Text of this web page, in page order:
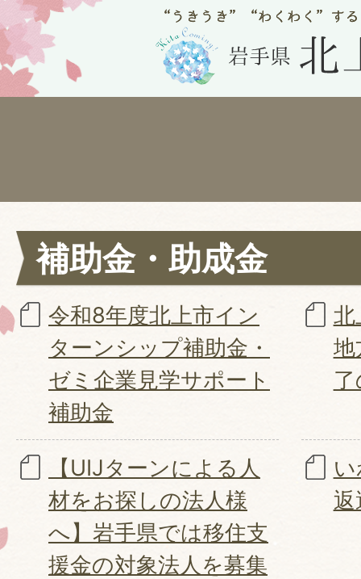
補助金・助成金
令和8年度北上市イン
ターンシップ補助金・
ゼミ企業見学サポート
補助金
北
地
【UIJターンによる人
材をお探しの法人様
へ】岩手県では移住支
援金の対象法人を募集
返